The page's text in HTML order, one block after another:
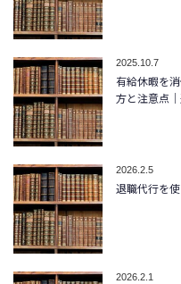
2025.10.7
有給休暇を
方と注意点
2026.2.5
退職代行を
2026.2.1